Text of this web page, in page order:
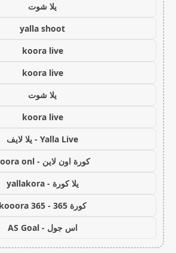
يلا شوت
yalla shoot
koora live
koora live
يلا شوت
koora live
Yalla Live - يلا لايف
كورة اون لاين - koora onl
يلا كورة - yallakora
كورة 365 - kooora 365
اس جول - AS Goal